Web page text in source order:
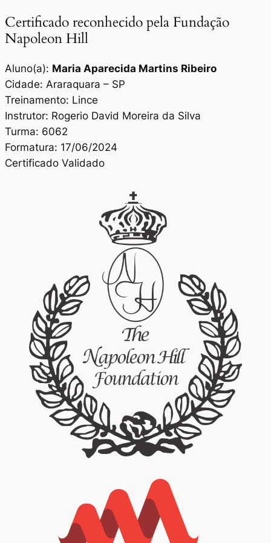
Certificado reconhecido pela Fundação
Napoleon Hill
Aluno(a): Maria Aparecida Martins Ribeiro
Cidade: Araraquara – SP
Treinamento: Lince
Instrutor: Rogerio David Moreira da Silva
Turma: 6062
Formatura: 17/06/2024
Certificado Validado